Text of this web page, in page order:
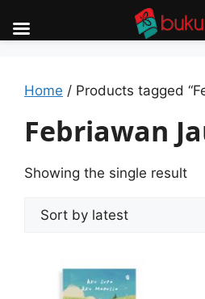
content
Home / Products tagged
Febriawan
Showing the single result